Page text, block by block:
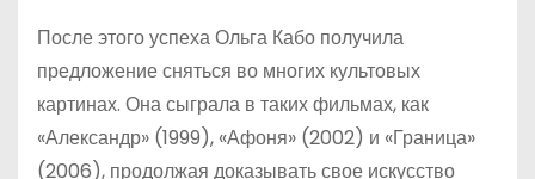
После этого успеха Ольга Кабо получила
предложение сняться во многих культовых
картинах. Она сыграла в таких фильмах, как
«Александр» (1999), «Афоня» (2002) и «Граница»
(2006), продолжая доказывать свое искусство